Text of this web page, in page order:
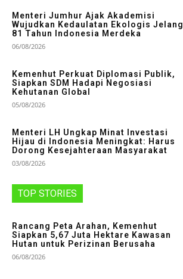
Menteri Jumhur Ajak Akademisi
Wujudkan Kedaulatan Ekologis Jelang
81 Tahun Indonesia Merdeka
06/08/2026
Kemenhut Perkuat Diplomasi Publik,
Siapkan SDM Hadapi Negosiasi
Kehutanan Global
05/08/2026
Menteri LH Ungkap Minat Investasi
Hijau di Indonesia Meningkat: Harus
Dorong Kesejahteraan Masyarakat
03/08/2026
TOP STORIES
Rancang Peta Arahan, Kemenhut
Siapkan 5,67 Juta Hektare Kawasan
Hutan untuk Perizinan Berusaha
06/08/2026